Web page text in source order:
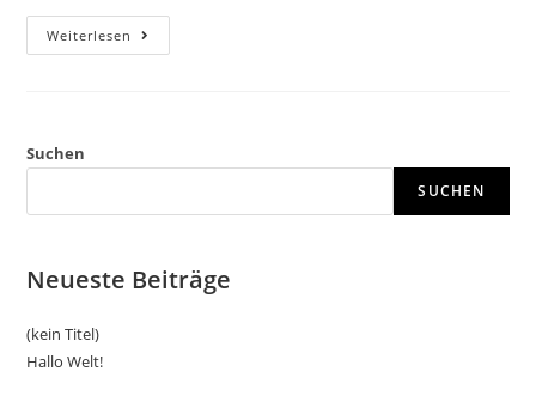
Weiterlesen Hallo
Welt!
Suchen
SUCHEN
Neueste Beiträge
(kein Titel)
Hallo Welt!